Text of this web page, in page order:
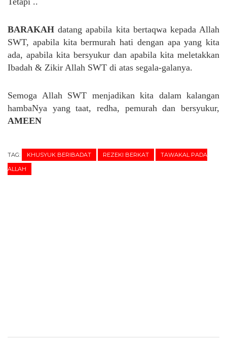
BARAKAH datang apabila kita bertaqwa kepada Allah
SWT, apabila kita bermurah hati dengan apa yang kita
ada, apabila kita bersyukur dan apabila kita meletakkan
Ibadah & Zikir Allah SWT di atas segala-galanya.
Semoga Allah SWT menjadikan kita dalam kalangan
hambaNya yang taat, redha, pemurah dan bersyukur,
AMEEN
TAG: KHUSYUK BERIBADAT REZEKI BERKAT
TAWAKAL PADA
ALLAH